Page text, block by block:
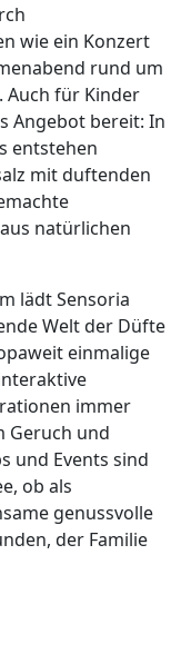
wie ein Konzert
rund um
Auch für Kinder
Angebot bereit: In
entstehen
mit duftenden
natürlichen
lädt Sensoria
Welt der Düfte
einmalige
immer
Geruch und
und Events sind
ob als
genussvolle
der Familie